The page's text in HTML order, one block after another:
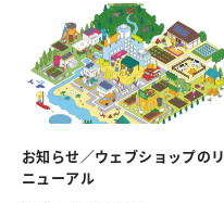
お知らせ／ウェブショップのリ
ニューアル